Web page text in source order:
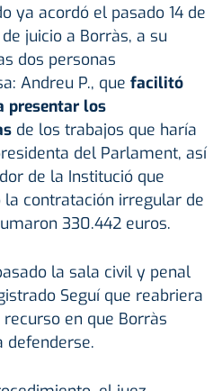
ya acordó el pasado 14 de
juicio a Borràs, a su
dos personas
Andreu P., que facilitó
presentar los
de los trabajos que haría
del Parlament, así
de la Institució que
contratación irregular de
330.442 euros.
la sala civil y penal
Seguí que reabriera
en que Borràs
defenderse.